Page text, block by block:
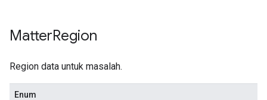
MatterRegion
Region data untuk masalah.
Enum